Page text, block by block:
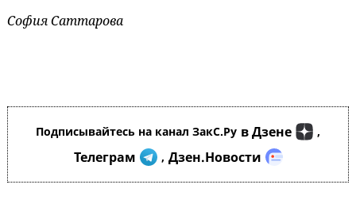
София Саттарова
Подписывайтесь на канал ЗакС.Ру в Дзене ,
Телеграм , Дзен.Новости